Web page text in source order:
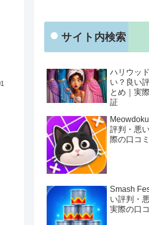
サイト内検索
ハリウッ
い？良い
とめ｜実
証
評判・悪
際の口コ
Smash
い評判・
実際の口